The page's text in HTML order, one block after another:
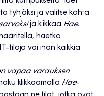
tyhjäksi ja valitse kohta
ja klikkaa Hae.
haetko
tiloja vai ihan kaikkia
vapaa varauksen
klikkaamalla Hae-